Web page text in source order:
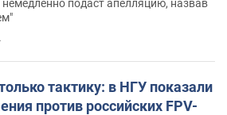
подаст апелляцию, назвав
тактику: в НГУ показали
против российских FPV-